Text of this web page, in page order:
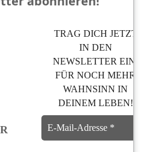
TRAG DICH JETZT
IN DEN
NEWSLETTER EIN,
FÜR NOCH MEHR
WAHNSINN IN
DEINEM LEBEN!